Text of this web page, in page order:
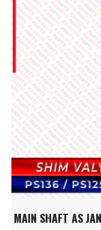
MAIN SHAFT AS